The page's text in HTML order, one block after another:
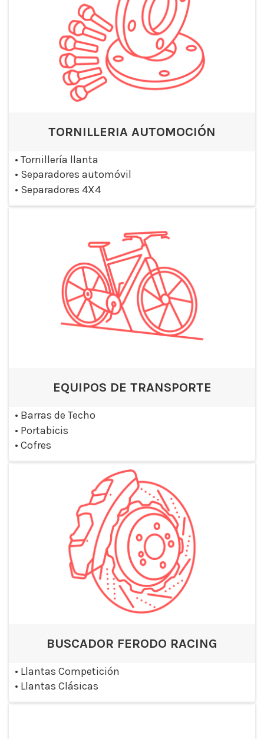
TORNILLERIA AUTOMOCIÓN
• Tornillería llanta
• Separadores automóvil
• Separadores 4X4
EQUIPOS DE TRANSPORTE
• Barras de Techo
• Portabicis
• Cofres
BUSCADOR FERODO RACING
• Llantas Competición
• Llantas Clásicas